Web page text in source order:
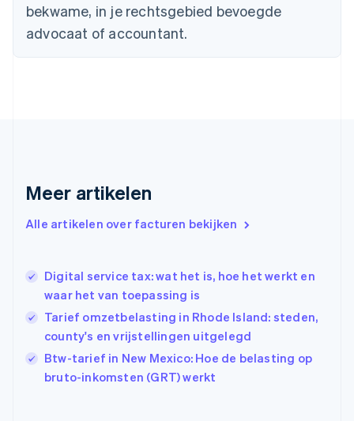
bekwame, in je rechtsgebied bevoegde
advocaat of accountant.
Meer artikelen
Alle artikelen over facturen bekijken
Digital service tax: wat het is, hoe het werkt en
waar het van toepassing is
Tarief omzetbelasting in Rhode Island: steden,
county's en vrijstellingen uitgelegd
Btw-tarief in New Mexico: Hoe de belasting op
bruto-inkomsten (GRT) werkt
Denemarken
English
English
Griekenland
English
Hongkong SAR, China
English简体中文
Ierland
India
English
Italië